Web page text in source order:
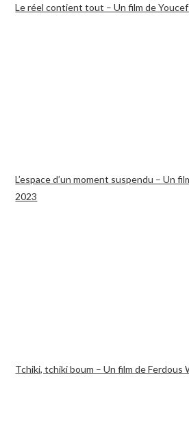
Le réel contient tout – Un film de Youcef
L’espace d’un moment suspendu – Un
2023
Tchiki, tchiki boum – Un film de Ferdous